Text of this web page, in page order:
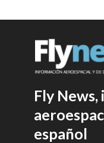
Fly
español